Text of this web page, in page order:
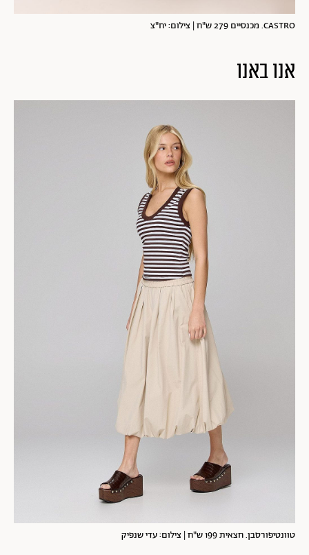
CASTRO. מכנסיים 279 ש"ח | צילום: יח"צ
אנו באנו
טוונטיפורסבן. חצאית 199 ש"ח | צילום: עדי שנפיק